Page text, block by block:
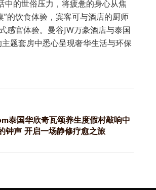
中的世俗压力，将疲惫的身心从焦
的饮食体验，宾客可与酒店的厨师
感官体验。曼谷JW万豪酒店与泰国
题套房中悉心呈现奢华生活与环保
泰国华欣奇瓦颂养生度假村敲响中
钟声 开启一场静修疗愈之旅